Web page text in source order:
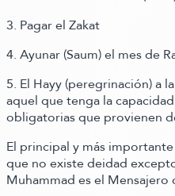
3. Pagar el Zakat
4. Ayunar(Saum)el mes de
5. El Hayy(peregrinación)a
aquel que tenga la
obligatorias que provienen
El principal y más
que no existe deidad
Muhammad es el Mensajero